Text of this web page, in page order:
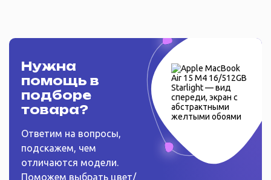
Нужна
помощь в
подборе
товара?
Ответим на вопросы,
подскажем, чем
отличаются модели.
Поможем выбрать цвет/